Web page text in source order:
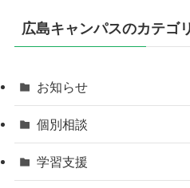
広島キャンパスのカテゴ
お知らせ
個別相談
学習支援